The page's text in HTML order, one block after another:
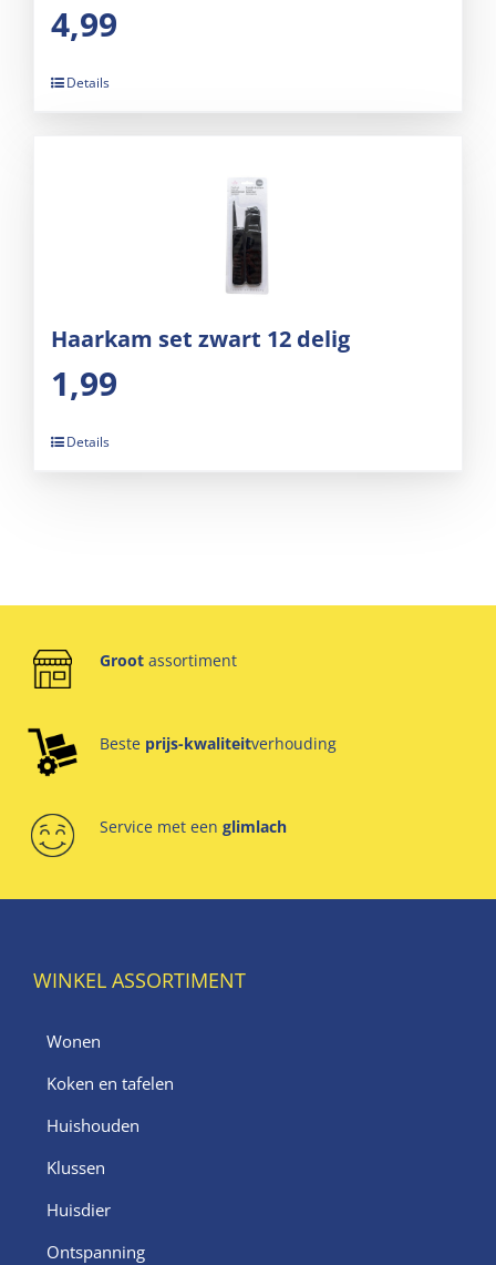
4,99
Details
Haarkam set zwart 12 delig
1,99
Details
Groot assortiment
Beste prijs-kwaliteitverhouding
Service met een glimlach
WINKEL ASSORTIMENT
Wonen
Koken en tafelen
Huishouden
Klussen
Huisdier
Ontspanning